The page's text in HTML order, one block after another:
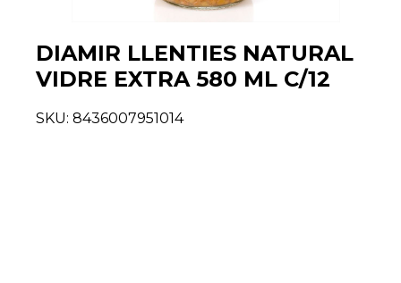
DIAMIR LLENTIES NATURAL
VIDRE EXTRA 580 ML C/12
SKU: 8436007951014